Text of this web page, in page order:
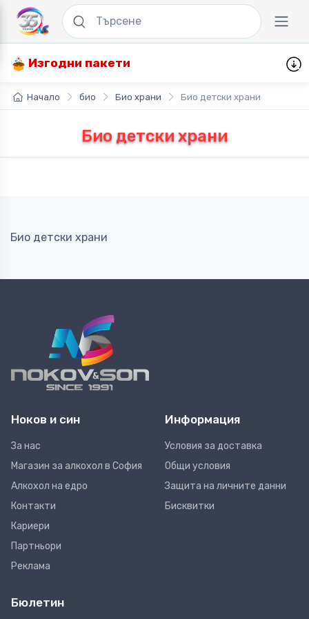
Изгодни пакети
Начало био Био храни Био детски храни
Био детски храни
Био детски храни
Ноков и син
За нас
Магазин за алкохол в София
Алкохол на едро
Контакти
Кариери
Партньори
Реклама
Информация
Условия за доставка
Общи условия
Защита на личните данни
Бисквитки
Бюлетин